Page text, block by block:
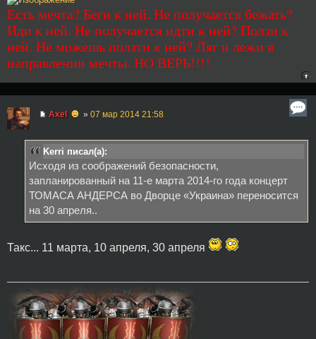
Есть мечта? Беги к ней. Не получается бежать?
Иди к ней. Не получается идти к ней? Ползи к
ней. Не можешь ползти к ней? Ляг и лежи в
направлении мечты. НО ВЕРЬ!!!!
Axel
☻ » 07 мар 2014 21:58
Kerri писал(а):
Исходя из соображений безопасности,
запланированный на 11-е марта 2014-го года концерт
ТОМАСА АНДЕРСА во Дворце «Украина» переносится
на 30 апреля..
Такс... 11 марта, 10 апреля, 30 апреля